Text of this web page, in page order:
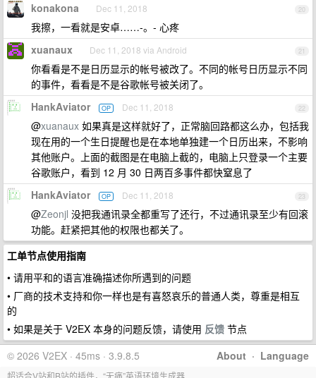
20
konakona Dec 11, 2018
我擦，一看就是安卓……-。- 心疼
21
xuanaux Dec 11, 2018 via Android
你看看是不是日历显示的帐号被改了。不同的帐号日历显示不同
的事件，看看是不是谷歌帐号被关闭了。
22
HankAviator OP Dec 11, 2018
@xuanaux 如果真是这样就好了，正常脑回路都这么办，包括我
现在用的一个生日提醒也是在本地单独建一个日历出来，不影响
其他账户。上面的截图是在电脑上截的，电脑上只登录一个主要
谷歌账户，看到 12 月 30 日两百多事件都快窒息了
23
HankAviator OP Dec 11, 2018
@Zeonjl 没把我通讯录全都重写了还行，不过通讯录至少有回滚
功能。赶紧把其他的权限也都关了。
工单节点使用指南
• 请用平和的语言准确描述你所遇到的问题
• 厂商的技术支持和你一样也是有喜怒哀乐的普通人类，尊重是相互
的
• 如果是关于 V2EX 本身的问题反馈，请使用 反馈 节点
About · Language
© 2026 V2EX · 45ms · 3.9.8.5
超适合V站和B站的插件，“无痛”英语环境生成器